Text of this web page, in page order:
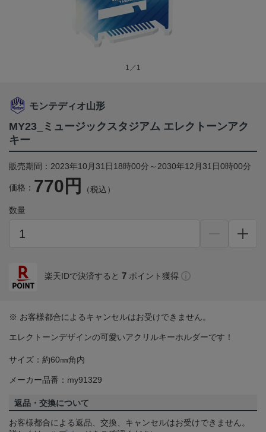
1／1
モンテディオ山形
MY23_ミュージックスタジアム エレクトーンアク
キー
販売期間：2023年10月31日18時00分～2030年12月31日0時00分
価格： 770円 （税込）
数量
楽天IDで決済すると 7 ポイント獲得
※ お客様都合によるキャンセルはお受けできません。
エレクトーンデザインの可愛いアクリルキーホルダーです！
サイズ：約60㎜角内
メーカー品番：my91329
返品・交換について
お客様都合による返品、交換、キャンセルはお受けできません。